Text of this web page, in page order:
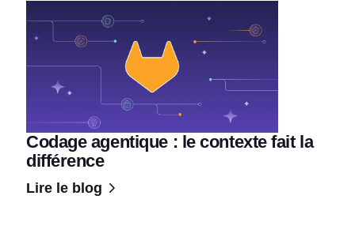
Codage agentique : le contexte fait la
différence
Lire le blog